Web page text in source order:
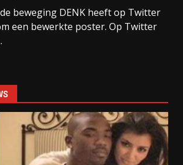
beweging DENK heeft op Twitter
een bewerkte poster. Op Twitter